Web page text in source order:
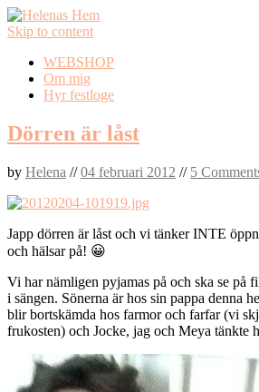
Skip to content
WEBSHOP
Om mig
Hyr festloge
Dörren är låst
by Helena //04 februari 2012 // 5
Japp dörren är låst och vi tänker INTE
och hälsar på! 😀
Vi har nämligen pyjamas på och ska se på
i sängen. Sönerna är hos sin pappa denna
blir bortskämda hos farmor och farfar (vi
frukosten) och Jocke, jag och Meya tänkte